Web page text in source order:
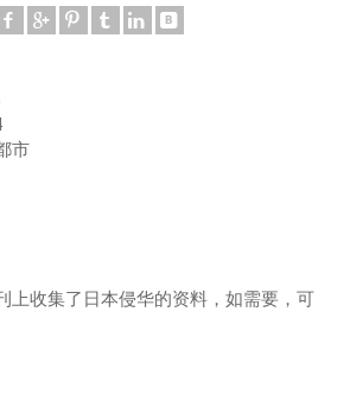
市
上收集了日本侵华的资料，如需要，可